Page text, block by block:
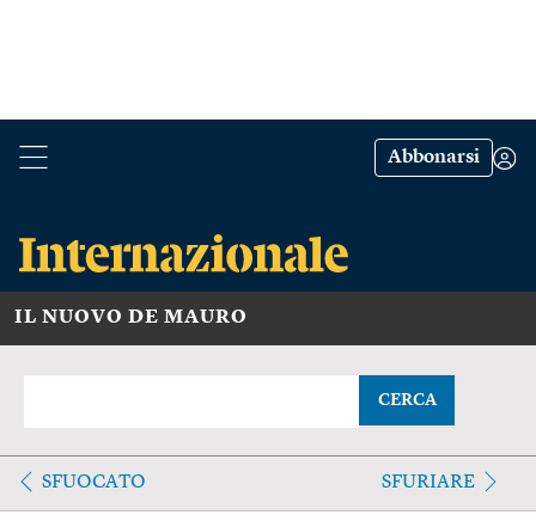
Abbonarsi
IL NUOVO DE MAURO
CERCA
SFUOCATO SFURIARE